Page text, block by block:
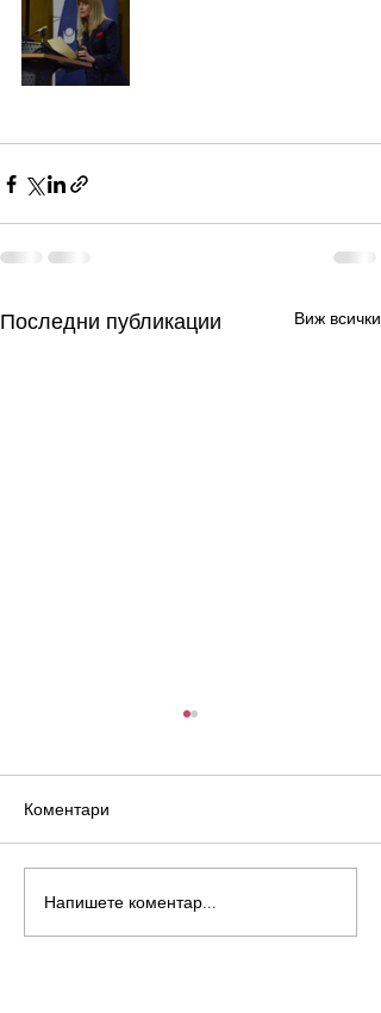
Последни публикации Виж всички
Човек на годината 2022
Коментари
Напишете коментар...